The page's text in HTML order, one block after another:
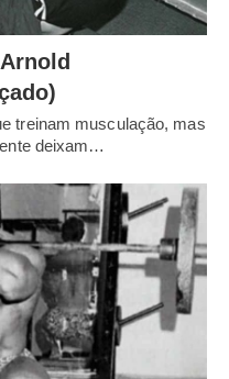
treinam musculação, mas
deixam…